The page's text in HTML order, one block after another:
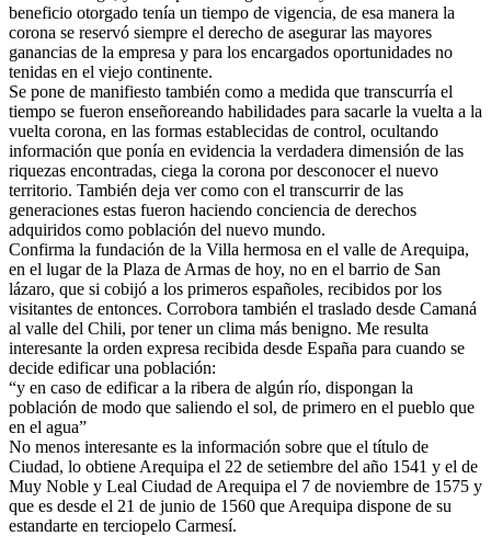
beneficio otorgado tenía un tiempo de vigencia, de esa manera la
corona se reservó siempre el derecho de asegurar las mayores
ganancias de la empresa y para los encargados oportunidades no
tenidas en el viejo continente.
Se pone de manifiesto también como a medida que transcurría el
tiempo se fueron enseñoreando habilidades para sacarle la vuelta a la
vuelta corona, en las formas establecidas de control, ocultando
información que ponía en evidencia la verdadera dimensión de las
riquezas encontradas, ciega la corona por desconocer el nuevo
territorio. También deja ver como con el transcurrir de las
generaciones estas fueron haciendo conciencia de derechos
adquiridos como población del nuevo mundo.
Confirma la fundación de la Villa hermosa en el valle de Arequipa,
en el lugar de la Plaza de Armas de hoy, no en el barrio de San
lázaro, que si cobijó a los primeros españoles, recibidos por los
visitantes de entonces. Corrobora también el traslado desde Camaná
al valle del Chili, por tener un clima más benigno. Me resulta
interesante la orden expresa recibida desde España para cuando se
decide edificar una población:
“y en caso de edificar a la ribera de algún río, dispongan la
población de modo que saliendo el sol, de primero en el pueblo que
en el agua”
No menos interesante es la información sobre que el título de
Ciudad, lo obtiene Arequipa el 22 de setiembre del año 1541 y el de
Muy Noble y Leal Ciudad de Arequipa el 7 de noviembre de 1575 y
que es desde el 21 de junio de 1560 que Arequipa dispone de su
estandarte en terciopelo Carmesí.